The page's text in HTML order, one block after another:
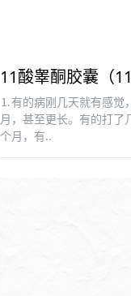
11酸睾酮胶囊（
⒈有的病刚几天就有感觉
月，甚至更长。有的打了
个月，有..